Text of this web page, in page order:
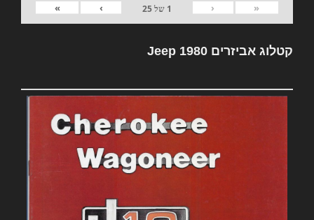
«
‹
1 של25
›
»
קטלוג אביזרים Jeep 1980